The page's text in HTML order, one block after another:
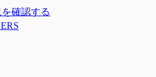
確認する